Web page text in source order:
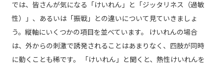
では、皆さんが気になる「けいれん」と「ジッタリネス（過敏
性）」、あるいは「振戦」との違いについて見ていきましょ
う。縦軸にいくつかの項目を並べています。 けいれんの場合
は、外からの刺激で誘発されることはあまりなく、四肢が同時
に動くことも稀です。 「けいれん」と聞くと、熱性けいれんを